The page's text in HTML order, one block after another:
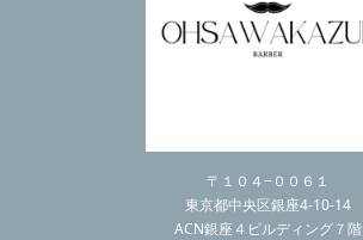
〒１０４−００６１
東京都中央区銀座4-10-14
ACN銀座４ビルディング７階